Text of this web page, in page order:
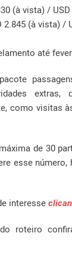
(à vista) /
2.845 (à vista) /
até
extras,
como visitas
de 30
esse número,
interesse
roteiro